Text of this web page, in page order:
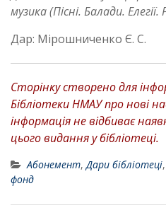
музика (Пісні. Балади.
Дар: Мірошниченко Є. С.
Сторінку створено для
Бібліотеки НМАУ про нові
інформація не відбиває
цього видання у бібліотеці.
Абонемент,Дари бібліотеці,
фонд